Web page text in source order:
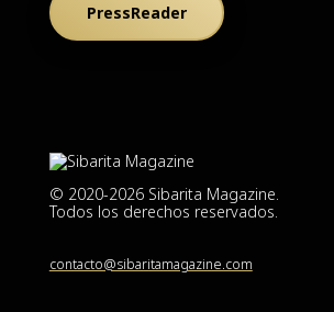
PressReader
© 2020-2026 Sibarita Magazine.
Todos los derechos reservados.
contacto@sibaritamagazine.com